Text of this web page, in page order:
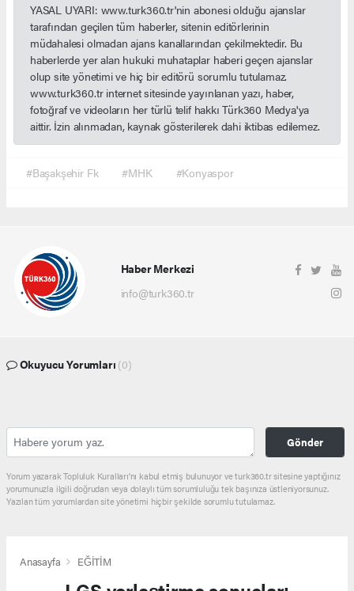
YASAL UYARI: www.turk360.tr'nin abonesi olduğu ajanslar
tarafından geçilen tüm haberler, sitenin editörlerinin
müdahalesi olmadan ajans kanallarından çekilmektedir. Bu
haberlerde yer alan hukuki muhataplar haberi geçen ajanslar
olup site yönetimi ve hiç bir editörü sorumlu tutulamaz.
www.turk360.tr internet sitesinde yayınlanan yazı, haber,
fotoğraf ve videoların her türlü telif hakkı Türk360 Medya'ya
aittir. İzin alınmadan, kaynak gösterilerek dahi iktibas edilemez.
#Başakşehir Fk #MHK #Konyaspor
Haber Merkezi
info@turk360.tr
Okuyucu Yorumları (0)
Gönder
Yorum yazarak Topluluk Kuralları’nı kabul etmiş bulunuyor ve turk360.tr sitesine yaptığınız
yorumunuzla ilgili doğrudan veya dolaylı tüm sorumluluğu tek başınıza üstleniyorsunuz.
Yazılan tüm yorumlardan site yönetimi hiçbir şekilde sorumlu tutulamaz.
Anasayfa EĞİTİM